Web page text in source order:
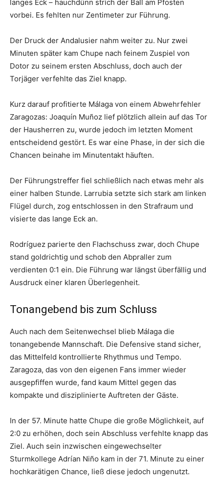
langes Eck – hauchdünn strich der Ball am Pfosten
vorbei. Es fehlten nur Zentimeter zur Führung.
Der Druck der Andalusier nahm weiter zu. Nur zwei
Minuten später kam Chupe nach feinem Zuspiel von
Dotor zu seinem ersten Abschluss, doch auch der
Torjäger verfehlte das Ziel knapp.
Kurz darauf profitierte Málaga von einem Abwehrfehler
Zaragozas: Joaquín Muñoz lief plötzlich allein auf das Tor
der Hausherren zu, wurde jedoch im letzten Moment
entscheidend gestört. Es war eine Phase, in der sich die
Chancen beinahe im Minutentakt häuften.
Der Führungstreffer fiel schließlich nach etwas mehr als
einer halben Stunde. Larrubia setzte sich stark am linken
Flügel durch, zog entschlossen in den Strafraum und
visierte das lange Eck an.
Rodríguez parierte den Flachschuss zwar, doch Chupe
stand goldrichtig und schob den Abpraller zum
verdienten 0:1 ein. Die Führung war längst überfällig und
Ausdruck einer klaren Überlegenheit.
Tonangebend bis zum Schluss
Auch nach dem Seitenwechsel blieb Málaga die
tonangebende Mannschaft. Die Defensive stand sicher,
das Mittelfeld kontrollierte Rhythmus und Tempo.
Zaragoza, das von den eigenen Fans immer wieder
ausgepfiffen wurde, fand kaum Mittel gegen das
kompakte und disziplinierte Auftreten der Gäste.
In der 57. Minute hatte Chupe die große Möglichkeit, auf
2:0 zu erhöhen, doch sein Abschluss verfehlte knapp das
Ziel. Auch sein inzwischen eingewechselter
Sturmkollege Adrían Niño kam in der 71. Minute zu einer
hochkarätigen Chance, ließ diese jedoch ungenutzt.